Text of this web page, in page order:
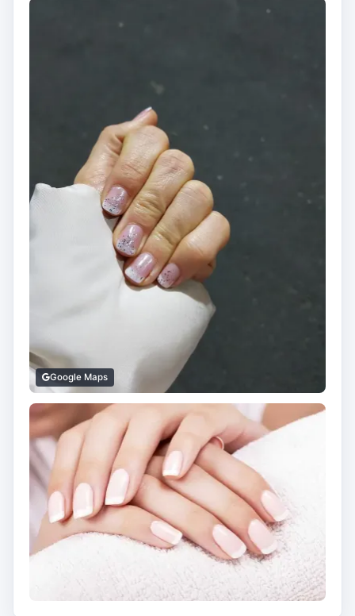
Google Maps